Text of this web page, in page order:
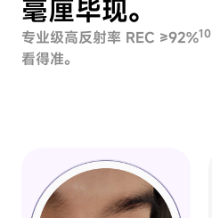
毫厘毕现。
专业级高反射率 REC ≥92%10
看得准。